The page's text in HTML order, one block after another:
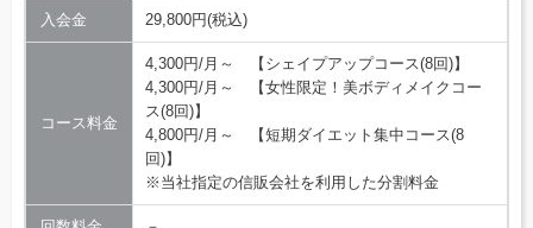
入会金 29,800円(税込)
コース料金
4,300円/月～ 【シェイプアップコース(8回)】
4,300円/月～ 【女性限定！美ボディメイクコー
ス(8回)】
4,800円/月～ 【短期ダイエット集中コース(8
回)】
※当社指定の信販会社を利用した分割料金